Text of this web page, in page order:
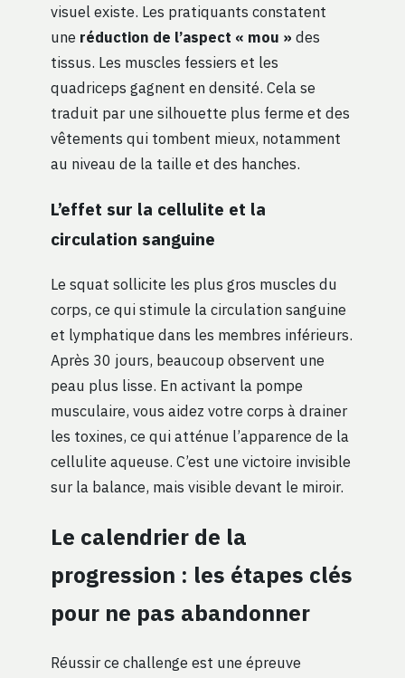
visuel existe. Les pratiquants constatent
une réduction de l’aspect « mou » des
tissus. Les muscles fessiers et les
quadriceps gagnent en densité. Cela se
traduit par une silhouette plus ferme et des
vêtements qui tombent mieux, notamment
au niveau de la taille et des hanches.
L’effet sur la cellulite et la
circulation sanguine
Le squat sollicite les plus gros muscles du
corps, ce qui stimule la circulation sanguine
et lymphatique dans les membres inférieurs.
Après 30 jours, beaucoup observent une
peau plus lisse. En activant la pompe
musculaire, vous aidez votre corps à drainer
les toxines, ce qui atténue l’apparence de la
cellulite aqueuse. C’est une victoire invisible
sur la balance, mais visible devant le miroir.
Le calendrier de la
progression : les étapes clés
pour ne pas abandonner
Réussir ce challenge est une épreuve